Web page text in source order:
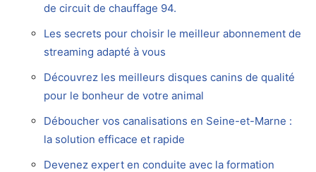
de circuit de chauffage 94.
Les secrets pour choisir le meilleur abonnement de
streaming adapté à vous
Découvrez les meilleurs disques canins de qualité
pour le bonheur de votre animal
Déboucher vos canalisations en Seine-et-Marne :
la solution efficace et rapide
Devenez expert en conduite avec la formation